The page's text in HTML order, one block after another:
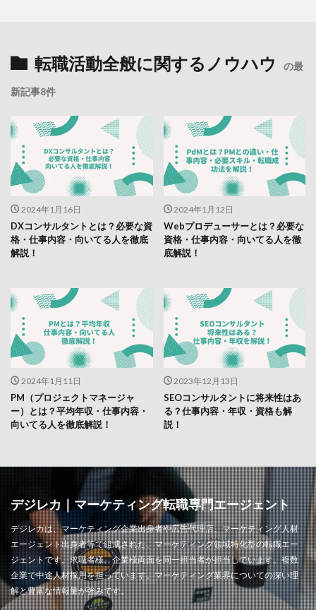
転職活動全般に関するノウハウ の最
新記事8件
2024年1月16日
DXコンサルタントとは？必要な資
格・仕事内容・向いてる人を徹底
解説！
2024年1月12日
Webプロデューサーとは？必要な
資格・仕事内容・向いてる人を徹
底解説！
2024年1月11日
PM（プロジェクトマネージャ
ー）とは？平均年収・仕事内容・
向いてる人を徹底解説！
2023年12月13日
SEOコンサルタントに将来性はあ
る？仕事内容・年収・資格も解
説！
デジレカ｜マーケティング転職専門エージェント
デジレカは、マーケティング企業出身者や広告代理店、マーケティング人材
エージェント出身者等で組成された、マーケティング領域特化型の転職エー
ジェントです。求職者様、企業様両面を同一担当者が担当しています。複数
企業で中途人材採用を担っています。マーケティング業界についての深い理
解と豊富な情報量が強みです。